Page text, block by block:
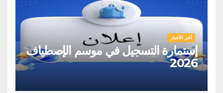
آخر الأخبار
إستمارة التسجيل في موسم الإصطياف
2026